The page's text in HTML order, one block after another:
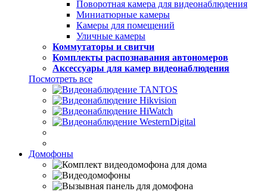
Поворотная камера для видеонаблюдения
Миниатюрные камеры
Камеры для помещений
Уличные камеры
Коммутаторы и свитчи
Комплекты распознавания автономеров
Аксессуары для камер видеонаблюдения
Посмотреть все
Домофоны